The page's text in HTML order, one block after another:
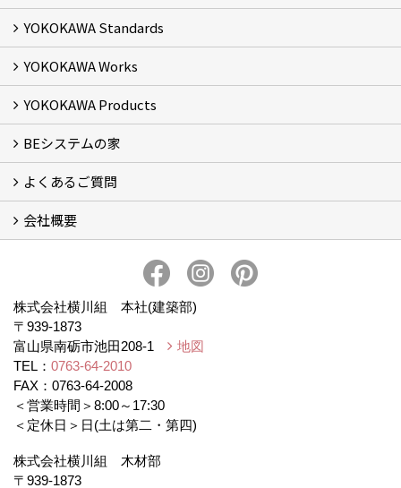
イベント予告
イベント報告
YOKOKAWA Standards
基本理念 (2)
横川組の家造り
正しい耐震・制震の家
正しい断熱の家
S-grade
SS-grade
YOKOKAWA Works
フォトギャラリー
リフォーム専門部
新築・増築専門部
現場レポート
完工事例
お客様の声
横川組歩道除雪隊
『五本線』応援ページ！
YOKOKAWA Products
窓ガラス遮熱・UVカット塗料【ゼロコート】
水回り再生コーティング【アクアリフレッシュ】
米杉羽目板【やすらぎ】
BEシステムの家
BEシステムの家 実績
BEシステムの家 概要
BEシステムの家 体感会レポート
ハウスオブザ高断熱受賞
よくあるご質問
BEシステムについて
家造りの流れ
会社概要
プライバシー・ポリシー
本社井口移転のお知らせ
株式会社横川組 本社(建築部)
〒939-1873
富山県南砺市池田208-1
地図
TEL： 0763-64-2010
FAX：0763-64-2008
＜営業時間＞8:00～17:30
＜定休日＞日(土は第二・第四)
株式会社横川組 木材部
〒939-1873